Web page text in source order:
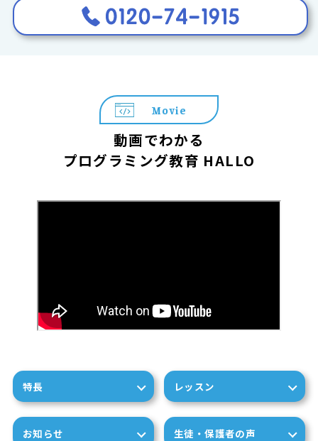
Movie
動画でわかる
プログラミング教育 HALLO
特長 レッスン
お知らせ 生徒・保護者の声